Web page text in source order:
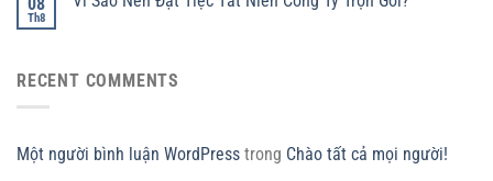
Th8
RECENT COMMENTS
Một người bình luận WordPress trong Chào tất cả mọi người!